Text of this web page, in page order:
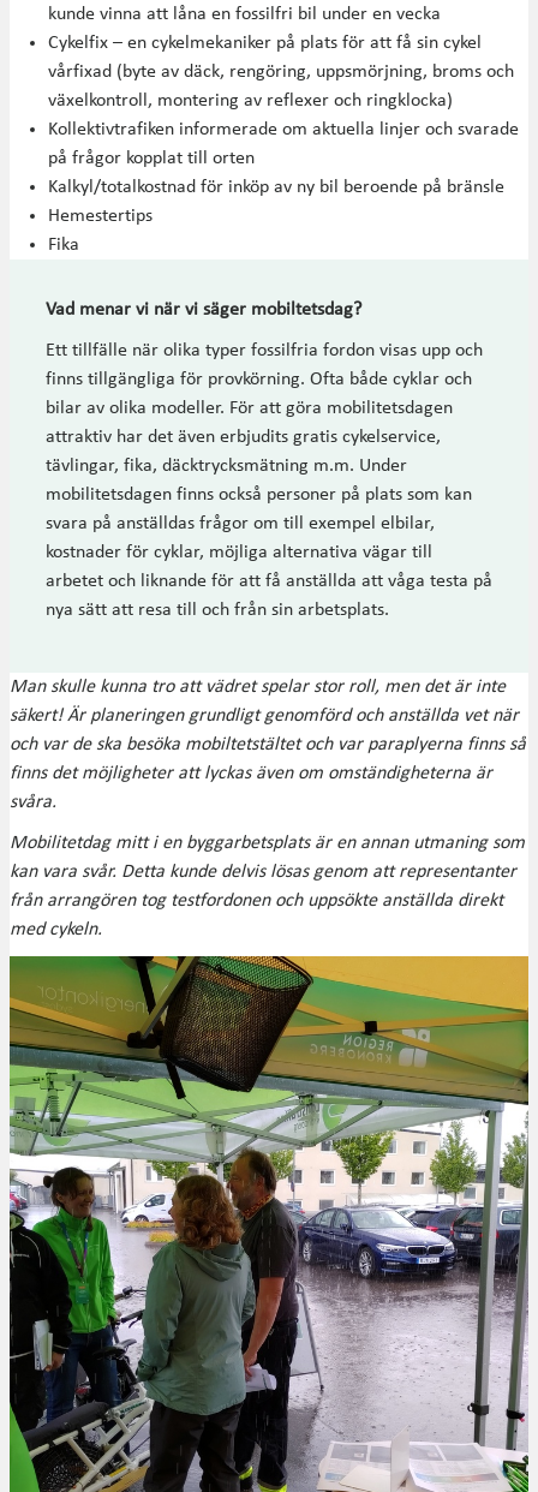
kunde vinna att låna en fossilfri bil under en vecka
Cykelfix – en cykelmekaniker på plats för att få sin cykel
vårfixad (byte av däck, rengöring, uppsmörjning, broms och
växelkontroll, montering av reflexer och ringklocka)
Kollektivtrafiken informerade om aktuella linjer och svarade
på frågor kopplat till orten
Kalkyl/totalkostnad för inköp av ny bil beroende på bränsle
Hemestertips
Fika
Vad menar vi när vi säger mobiltetsdag?
Ett tillfälle när olika typer fossilfria fordon visas upp och
finns tillgängliga för provkörning. Ofta både cyklar och
bilar av olika modeller. För att göra mobilitetsdagen
attraktiv har det även erbjudits gratis cykelservice,
tävlingar, fika, däcktrycksmätning m.m. Under
mobilitetsdagen finns också personer på plats som kan
svara på anställdas frågor om till exempel elbilar,
kostnader för cyklar, möjliga alternativa vägar till
arbetet och liknande för att få anställda att våga testa på
nya sätt att resa till och från sin arbetsplats.
Man skulle kunna tro att vädret spelar stor roll, men det är inte
säkert! Är planeringen grundligt genomförd och anställda vet när
och var de ska besöka mobiltetstältet och var paraplyerna finns så
finns det möjligheter att lyckas även om omständigheterna är
svåra.
Mobilitetdag mitt i en byggarbetsplats är en annan utmaning som
kan vara svår. Detta kunde delvis lösas genom att representanter
från arrangören tog testfordonen och uppsökte anställda direkt
med cykeln.